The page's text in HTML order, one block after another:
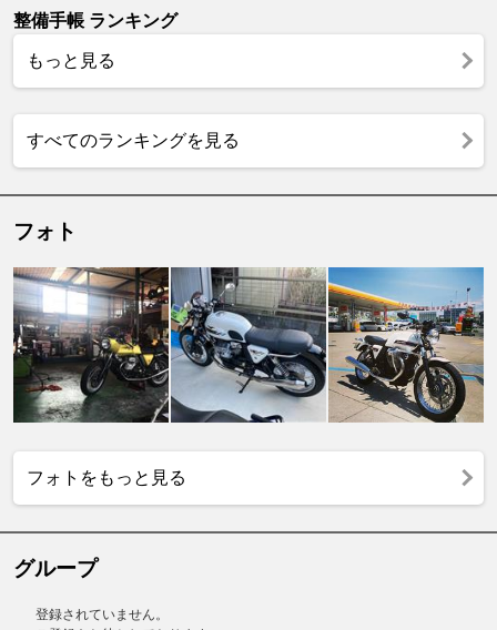
整備手帳 ランキング
もっと見る
すべてのランキングを見る
フォト
フォトをもっと見る
グループ
登録されていません。